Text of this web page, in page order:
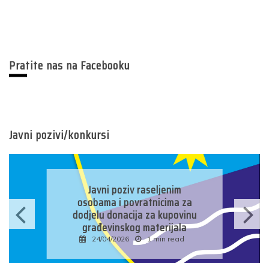
Pratite nas na Facebooku
Javni pozivi/konkursi
Javni konkurs za prijavu
kandidata za imenovanje
predsjednika/zamjenika
predsjednika biračkog odbora
u osnovnim izbornim
jedinicama u Bosni i
Hercegovini
16/04/2026 1 min read